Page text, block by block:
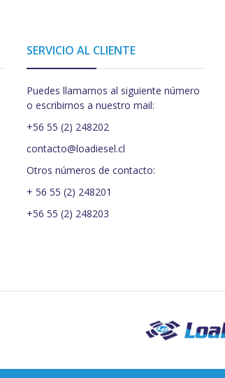
SERVICIO AL CLIENTE
Puedes llamarnos al siguiente número
o escribirnos a nuestro mail:
+56 55 (2) 248202
contacto@loadiesel.cl
Otros números de contacto:
+ 56 55 (2) 248201
+56 55 (2) 248203